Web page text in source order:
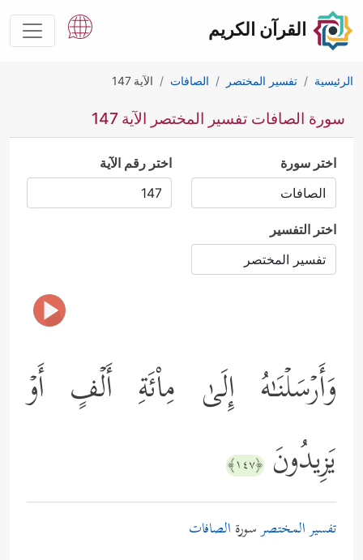
القرآن الكريم
الرئيسية تفسير المختصر الصافات الآية 147
سورة الصافات تفسير المختصر الآية 147
اختر سورة اختر رقم الآية
اختر التفسير
وَأَرۡسَلۡنَـٰهُ إِلَىٰ مِاْئَةِ أَلۡفٍ أَوۡ
یَزِیدُونَ ﴿١٤٧﴾
تفسير المختصرسورة الصافات